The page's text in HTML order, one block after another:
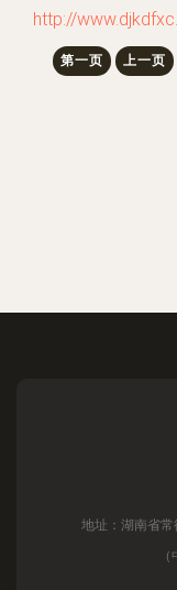
http://
第一页 上一页
地址：湖南省